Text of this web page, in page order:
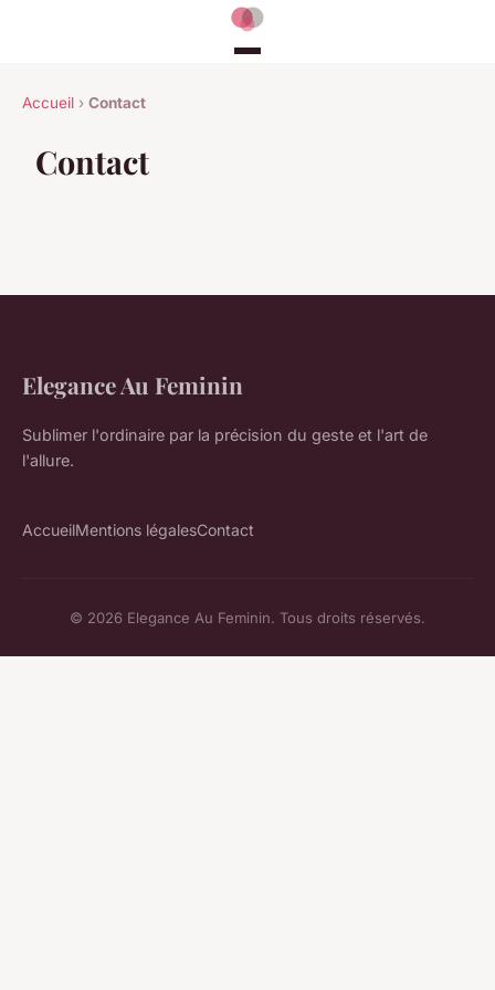
Accueil › Contact
Contact
Elegance Au Feminin
Sublimer l'ordinaire par la précision du geste et l'art de
l'allure.
AccueilMentions légalesContact
© 2026 Elegance Au Feminin. Tous droits réservés.